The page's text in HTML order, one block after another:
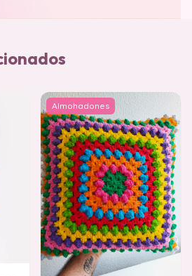
Almohadones